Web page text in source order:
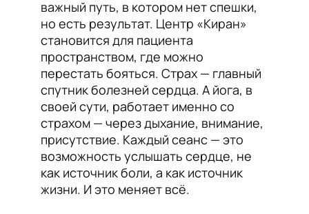
важный путь, в котором нет спешки,
но есть результат. Центр «Киран»
становится для пациента
пространством, где можно
перестать бояться. Страх — главный
спутник болезней сердца. А йога, в
своей сути, работает именно со
страхом — через дыхание, внимание,
присутствие. Каждый сеанс — это
возможность услышать сердце, не
как источник боли, а как источник
жизни. И это меняет всё.